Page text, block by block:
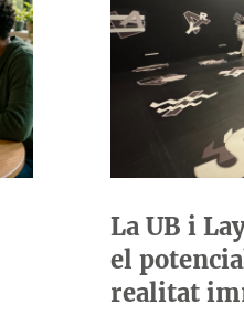
La UB i
el
realitat